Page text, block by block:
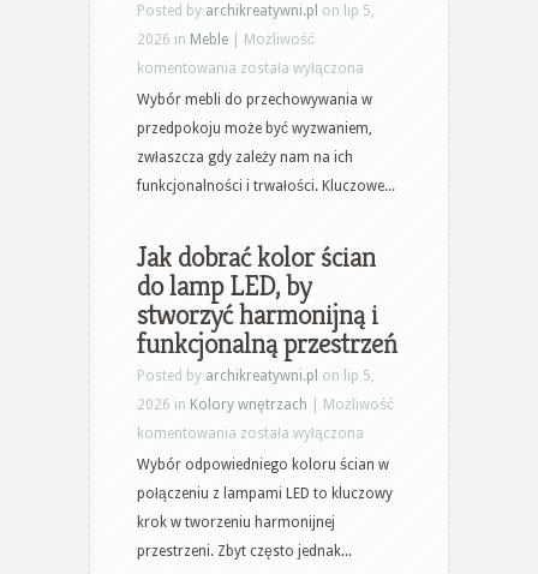
urządzeń
akcesoriów
Posted by archikreatywni.pl on lip 5,
2026 in Meble
Możliwość
komentowania Meble
do
przechowywania
w
przedpokoju:
funkcjonalne
i
trwałe
rozwiązania
dla
uporządkowanej
przestrzeni
została wyłączona
Wybór mebli do przechowywania w
przedpokoju może być wyzwaniem,
zwłaszcza gdy zależy nam na ich
funkcjonalności i trwałości. Kluczowe...
Jak dobrać kolor ścian
do lamp LED, by
stworzyć harmonijną i
funkcjonalną przestrzeń
Posted by archikreatywni.pl on lip 5,
2026 in Kolory wnętrzach
Możliwość
komentowania Jak
dobrać
kolor
ścian
do
została wyłączona
Wybór odpowiedniego koloru ścian w
połączeniu z lampami LED to kluczowy
krok w tworzeniu harmonijnej
przestrzeni. Zbyt często jednak...